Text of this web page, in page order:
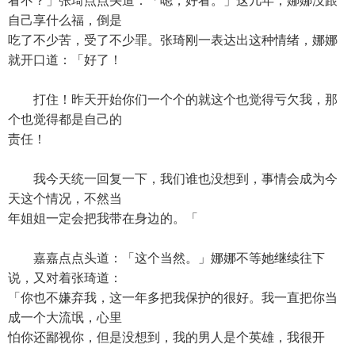
自己享什么福，倒是
吃了不少苦，受了不少罪。张琦刚一表达出这种情绪，娜娜
就开口道：「好了！
打住！昨天开始你们一个个的就这个也觉得亏欠我，那
个也觉得都是自己的
责任！
我今天统一回复一下，我们谁也没想到，事情会成为今
天这个情况，不然当
年姐姐一定会把我带在身边的。「
嘉嘉点点头道：「这个当然。」娜娜不等她继续往下
说，又对着张琦道：
「你也不嫌弃我，这一年多把我保护的很好。我一直把你当
成一个大流氓，心里
怕你还鄙视你，但是没想到，我的男人是个英雄，我很开